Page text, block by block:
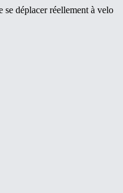
déplacer réellement à velo